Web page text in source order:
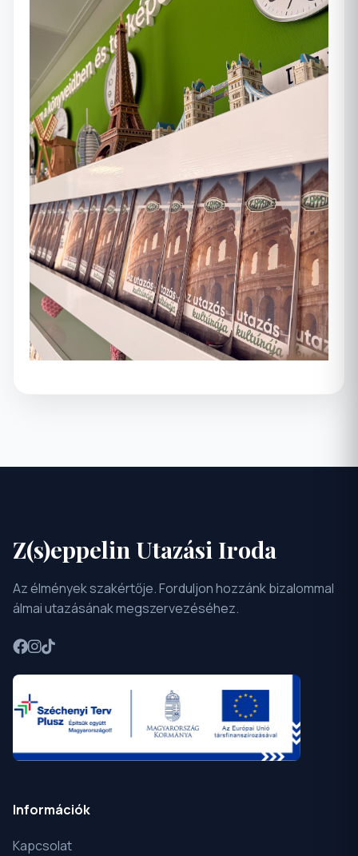
Z(s)eppelin Utazási Iroda
Az élmények szakértője. Forduljon hozzánk bizalommal
álmai utazásának megszervezéséhez.
Információk
Kapcsolat